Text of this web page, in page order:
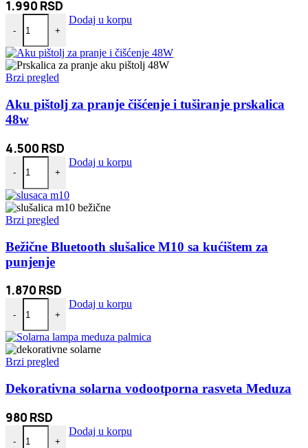
1.990 RSD
-
3u1 Bluetooth lampa zvučnik i bežično punjenje količina
+
Dodaj u korpu
Brzi pregled
Aku pištolj za pranje čišćenje i tuširanje prskalica
48w
4.500 RSD
-
Aku pištolj za pranje čišćenje i tuširanje prskalica 48w količina
+
Dodaj u korpu
Brzi pregled
Bežične Bluetooth slušalice M10 sa kućištem za
punjenje
1.870 RSD
-
Bežične Bluetooth slušalice M10 sa kućištem za punjenje količina
+
Dodaj u korpu
Brzi pregled
Dekorativna solarna vodootporna rasveta Meduza
980 RSD
-
Dekorativna solarna vodootporna rasveta Meduza količina
+
Dodaj u korpu